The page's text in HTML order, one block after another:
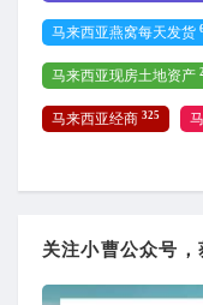
马来西亚燕窝每天发货
马来西亚现房土地资产
马来西亚经商 325
关注小曹公众号，